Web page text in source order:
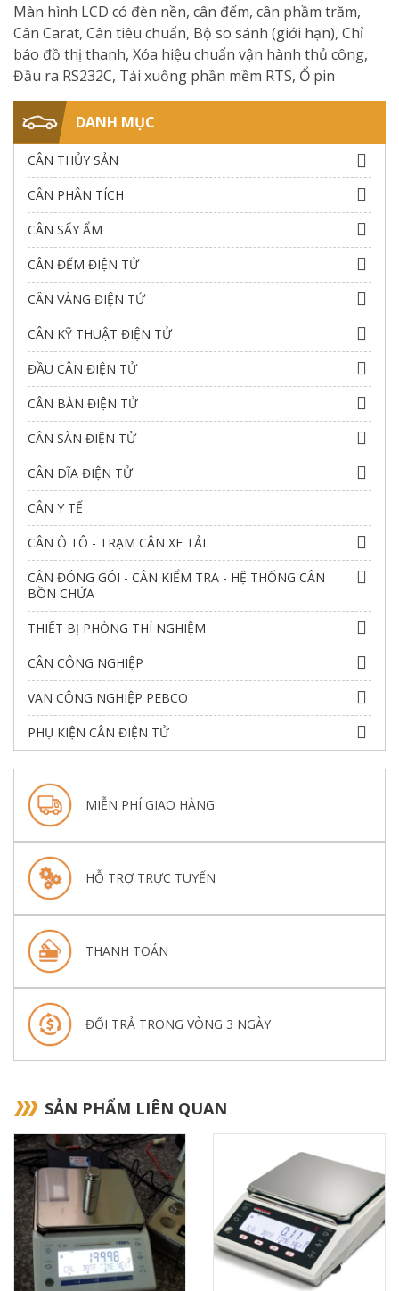
Màn hình LCD có đèn nền, cân đếm, cân phầm trăm,
Cân Carat, Cân tiêu chuẩn, Bộ so sánh (giới hạn), Chỉ
báo đồ thị thanh, Xóa hiệu chuẩn vận hành thủ công,
Đầu ra RS232C, Tải xuống phần mềm RTS, Ổ pin
DANH MỤC
CÂN THỦY SẢN
CÂN PHÂN TÍCH
CÂN SẤY ẨM
CÂN ĐẾM ĐIỆN TỬ
CÂN VÀNG ĐIỆN TỬ
CÂN KỸ THUẬT ĐIỆN TỬ
ĐẦU CÂN ĐIỆN TỬ
CÂN BÀN ĐIỆN TỬ
CÂN SÀN ĐIỆN TỬ
CÂN DĨA ĐIỆN TỬ
CÂN Y TẾ
CÂN Ô TÔ - TRẠM CÂN XE TẢI
CÂN ĐÓNG GÓI - CÂN KIỂM TRA - HỆ THỐNG CÂN
BỒN CHỨA
THIẾT BỊ PHÒNG THÍ NGHIỆM
CÂN CÔNG NGHIỆP
VAN CÔNG NGHIỆP PEBCO
PHỤ KIỆN CÂN ĐIỆN TỬ
MIỄN PHÍ GIAO HÀNG
HỖ TRỢ TRỰC TUYẾN
THANH TOÁN
ĐỔI TRẢ TRONG VÒNG 3 NGÀY
SẢN PHẨM LIÊN QUAN